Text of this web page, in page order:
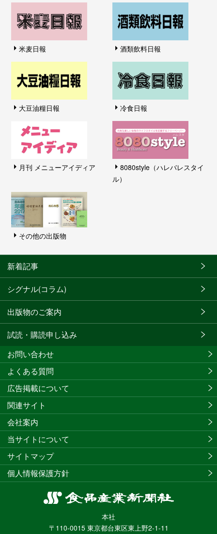
米麦日報 酒類飲料日報
大豆油糧日報 冷食日報
月刊 メニューアイディア
8080style（ハレバレスタイ
ル）
その他の出版物
新着記事
シグナル(コラム)
出版物のご案内
試読・購読申し込み
食
産
本社
〒110-0015 東京都台東区東上野2-1-11
お問い合わせ
よくある質問
広告掲載について
関連サイト
会社案内
当サイトについて
サイトマップ
個人情報保護方針